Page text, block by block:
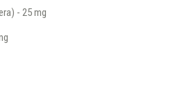
- 25 mg